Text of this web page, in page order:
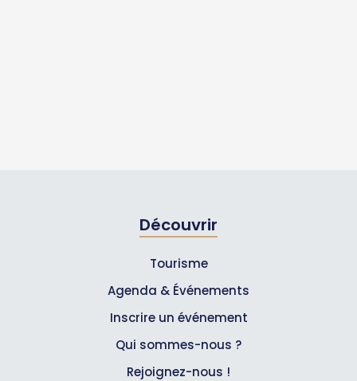
Découvrir
Tourisme
Agenda & Événements
Inscrire un événement
Qui sommes-nous ?
Rejoignez-nous !